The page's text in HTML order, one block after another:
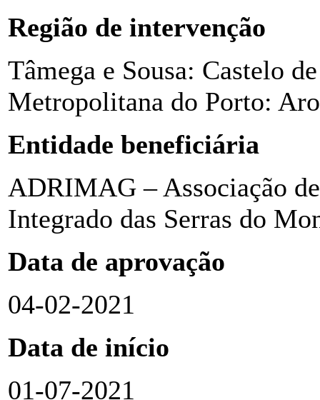
Região de intervenção
Tâmega e Sousa: Castelo
Metropolitana do Porto:
Entidade beneficiária
ADRIMAG – Associação
Integrado das Serras do
Data de aprovação
04-02-2021
Data de início
01-07-2021